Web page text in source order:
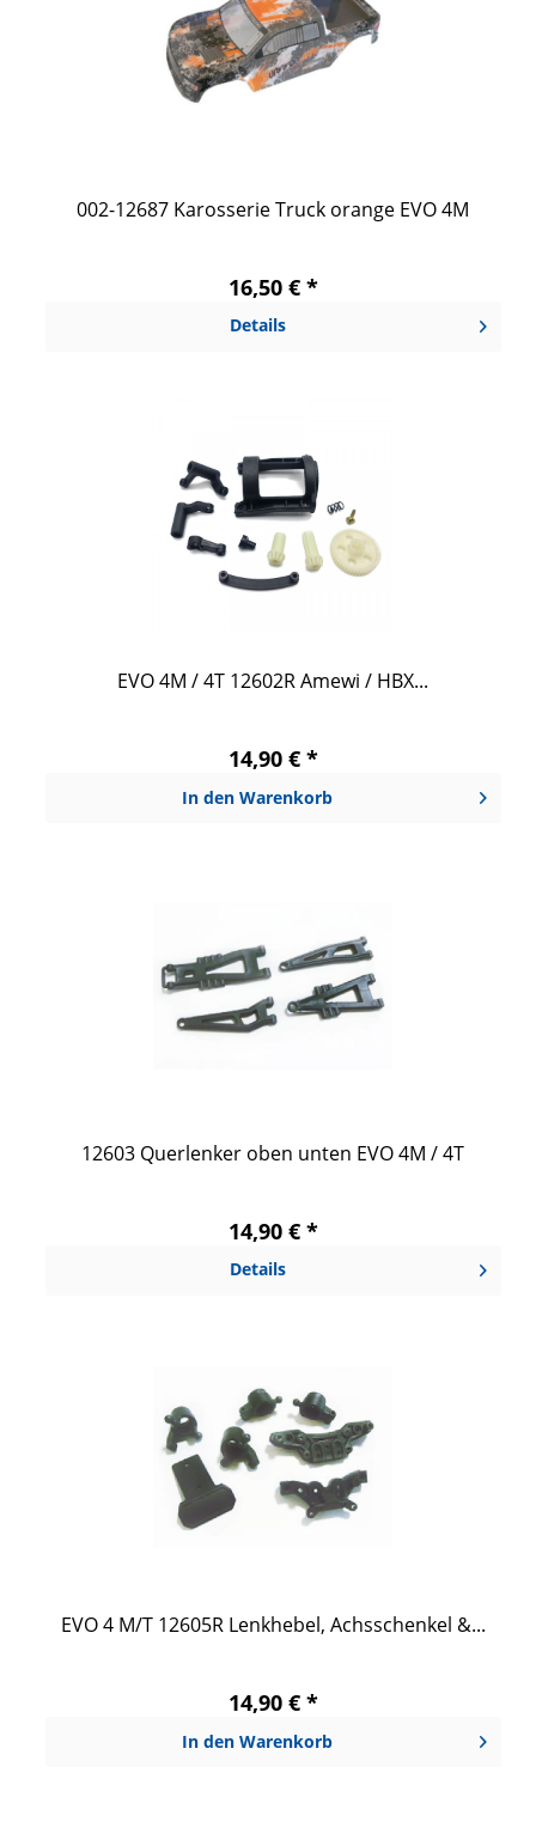
002-12687 Karosserie Truck orange EVO 4M
16,50 € *
Details
EVO 4M / 4T 12602R Amewi / HBX...
14,90 € *
In den Warenkorb
12603 Querlenker oben unten EVO 4M / 4T
14,90 € *
Details
EVO 4 M/T 12605R Lenkhebel, Achsschenkel &...
14,90 € *
In den Warenkorb